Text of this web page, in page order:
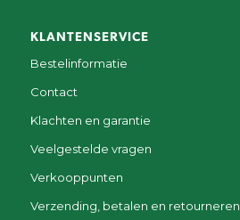
KLANTENSERVICE
Bestelinformatie
Contact
Klachten en garantie
Veelgestelde vragen
Verkooppunten
Verzending, betalen en retourneren